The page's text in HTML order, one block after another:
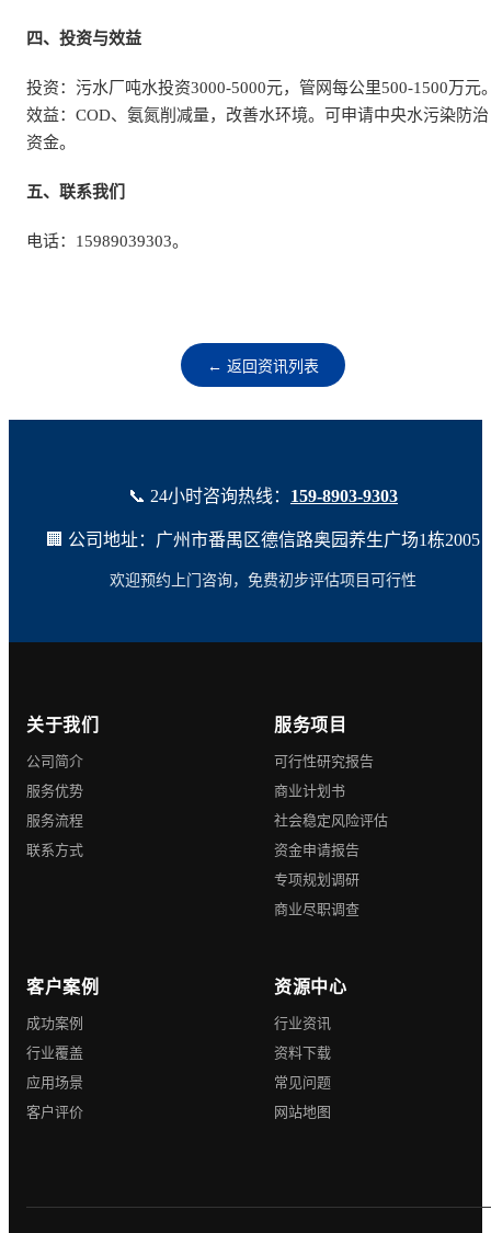
四、投资与效益
投资：污水厂吨水投资3000-5000元，管网每公里500-1500万元
效益：COD、氨氮削减量，改善水环境。可申请中央水污染防治
资金。
五、联系我们
电话：15989039303。
← 返回资讯列表
📞 24小时咨询热线： 159-8903-9303
🏢 公司地址：广州市番禺区德信路奥园养生广场1栋2005
欢迎预约上门咨询，免费初步评估项目可行性
关于我们
公司简介
服务优势
服务流程
联系方式
服务项目
可行性研究报告
商业计划书
社会稳定风险评估
资金申请报告
专项规划调研
商业尽职调查
客户案例
成功案例
行业覆盖
应用场景
客户评价
资源中心
行业资讯
资料下载
常见问题
网站地图